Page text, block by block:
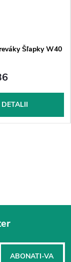
Šľapky W40
DETALII
ABONATI-VA